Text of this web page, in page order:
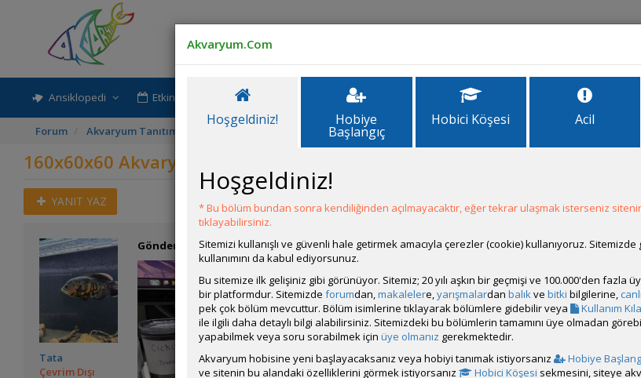
Ansiklopedi Etkinlik-Paylaşım İlanlar Forum
Forum Akvaryum Tanıtımı 160x60x60 Akvaryumum
160x60x60 Akvaryumum
YANIT YAZ
Tata
Çevrim Dışı
Gönderim Zamanı: 09 Mayıs 2026 16:33
Akvaryum.Com
Hoşgeldiniz! Hobiye
Başlangıç
Hobici Köşesi Acil
Hoşgeldiniz!
* Bu bölüm bundan sonra kendiliğinden açılmayacaktır, eğer tekrar ulaşmak isterseniz
tıklayabilirsiniz.
Sitemizi kullanışlı ve güvenli hale getirmek amacıyla çerezler (cookie) kullanıyoruz.
kullanımını da kabul ediyorsunuz.
Bu sitemize ilk gelişiniz gibi görünüyor. Sitemiz; 20 yılı aşkın bir geçmişi ve 100.000'den fazla
bir platformdur. Sitemizde forumdan,makalelere,yarışmalardan balıkve bitki bilgilerine, canlı
pek çok bölüm mevcuttur. Bölüm isimlerine tıklayarak bölümlere gidebilir veya
Kullanım
ile ilgili daha detaylı bilgi alabilirsiniz. Sitemizdeki bu bölümlerin tamamını üye olmadan
yapabilmek veya soru sorabilmek için üye olmanız gerekmektedir.
Akvaryum hobisine yeni başlayacaksanız veya hobiyi tanımak istiyorsanız
Hobiye
ve sitenin bu alandaki özelliklerini görmek istiyorsanız
Hobici Köşesi sekmesini, siteye